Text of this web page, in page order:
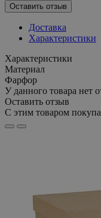
Оставить отзыв
Доставка
Характеристики
Характеристики
Материал
Фарфор
У данного товара нет
Оставить отзыв
С этим товаром